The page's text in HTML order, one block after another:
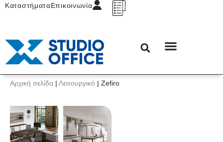
ΚαταστήματαΕπικοινωνία
Αρχική σελίδα | Λειτουργικό | Zefiro